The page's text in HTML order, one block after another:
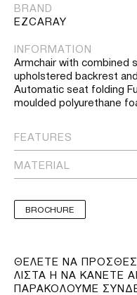
ΙΣΤΟΡΙΑ
BRAND
EZCARAY
INFORMATION
Armchair with combined
upholstered backrest
Automatic seat folding
moulded polyurethane
FEATURES
MATERIAL
BROCHURE
ΘΕΛΕΤΕ ΝΑ
ΛΙΣΤΑ Η ΝΑ ΚΑΝΕΤΕ
ΠΑΡΑΚΟΛΟΥΜΕ